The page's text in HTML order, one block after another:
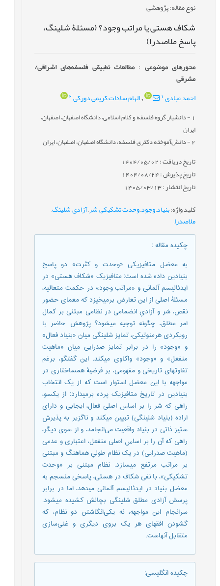
نوع مقاله: پژوهشی
شکاف هستی یا مراتب وجود؟ (مسئلۀ شلینگ،
پاسخ ملاصدرا)
محورهای موضوعی: مطالعات تطبیقی فلسفه‌های اشراقی/
مشرقی
احمد عبادی
,الهام سادات کریمی دورکی 2
- دانشیار گروه فلسفه و کلام اسلامی، دانشگاه اصفهان، اصفهان،
ایران
2- دانش‌آموخته دکتری فلسفه، دانشگاه اصفهان، اصفهان، ایران
تاریخ دریافت : 1404/05/02
تاریخ پذیرش : 1404/08/24
تاریخ انتشار : 1405/03/13
کلید واژه:بنیاد,وجود,وحدت تشکیکی,شر,آزادی,شلینگ,
ملاصدرا,
چکیده مقاله:
به معضل متافیزیکی «وحدت و کثرت» دو پاسخ
بنیادین داده شده است: متافیزیک «شکاف هستی» در
ایدئالیسم آلمانی و «مراتب وجود» در حکمت متعالیه،
مسئلۀ اصلی از این تعارض برمیخیزد که معمای حضور
نقص، شر و آزادیِ انضمامی در نظامی مبتنی بر کمال
امر مطلق، چگونه توجیه میشود؟ پژوهش حاضر با
رویکردی هرمنوتیکی، تمایز شلینگی میان «بنیاد فعال»
و «وجود» را در برابر تمایز صدرایی میان «ماهیت
منفعل» و «وجود» واکاوی میکند. این گفتگو، برغم
تفاوتهای تاریخی و مفهومی، بر فرضیۀ همساختاری در
مواجهه با این معضل استوار است که از یک انتخاب
بنیادین در تاریخ متافیزیک پرده برمیدارد: از یکسو،
راهی که شر را بر اساس اصلی فعال، ایجابی و دارای
اراده (بنیاد شلینگی) تبیین میکند و ناگزیر به پذیرش
ستیز ذاتی در بنیاد واقعیت می‌انجامد، و از سوی دیگر،
راهی که آن را بر اساس اصلی منفعل، اعتباری و عدمی
(ماهیت صدرایی) در یک نظام طولیِ هماهنگ و مبتنی
بر مراتب مرتفع میسازد. نظام مبتنی بر «وحدت
تشکیکی»، با نفی شکاف در هستی، پاسخی منسجم به
معضل بنیاد در ایدئالیسم آلمانی میدهد، اما در برابر
پرسش آزادی مطلق شلینگی بچالش کشیده میشود.
سرانجام این مواجهه، نه یکی‌انگاشتن دو نظام، که
گشودن افقهای هر یک بروی دیگری و غنی‌سازی
متقابل آنهاست.
چکیده انگلیسی: